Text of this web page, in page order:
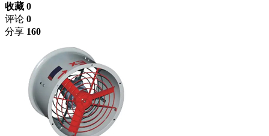
收藏 0
评论 0
分享 160